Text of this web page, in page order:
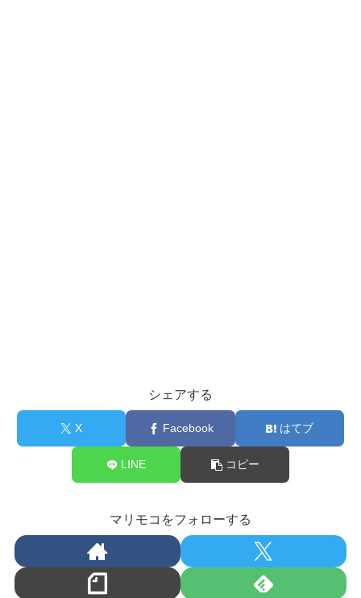
シェアする
X Facebook はてブ
LINE コピー
マリモコをフォローする